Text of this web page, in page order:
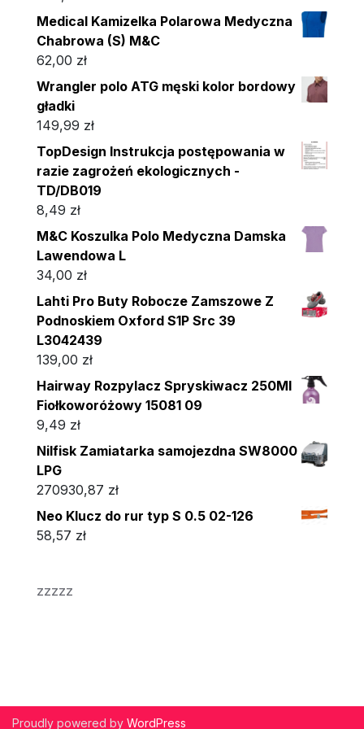
Medical Kamizelka Polarowa Medyczna
Chabrowa (S) M&C
62,00 zł
Wrangler polo ATG męski kolor bordowy
gładki
149,99 zł
TopDesign Instrukcja postępowania w
razie zagrożeń ekologicznych -
TD/DB019
8,49 zł
M&C Koszulka Polo Medyczna Damska
Lawendowa L
34,00 zł
Lahti Pro Buty Robocze Zamszowe Z
Podnoskiem Oxford S1P Src 39
L3042439
139,00 zł
Hairway Rozpylacz Spryskiwacz 250Ml
Fiołkoworóżowy 15081 09
9,49 zł
Nilfisk Zamiatarka samojezdna SW8000
LPG
270930,87 zł
Neo Klucz do rur typ S 0.5 02-126
58,57 zł
zzzzz
Proudly powered by WordPress